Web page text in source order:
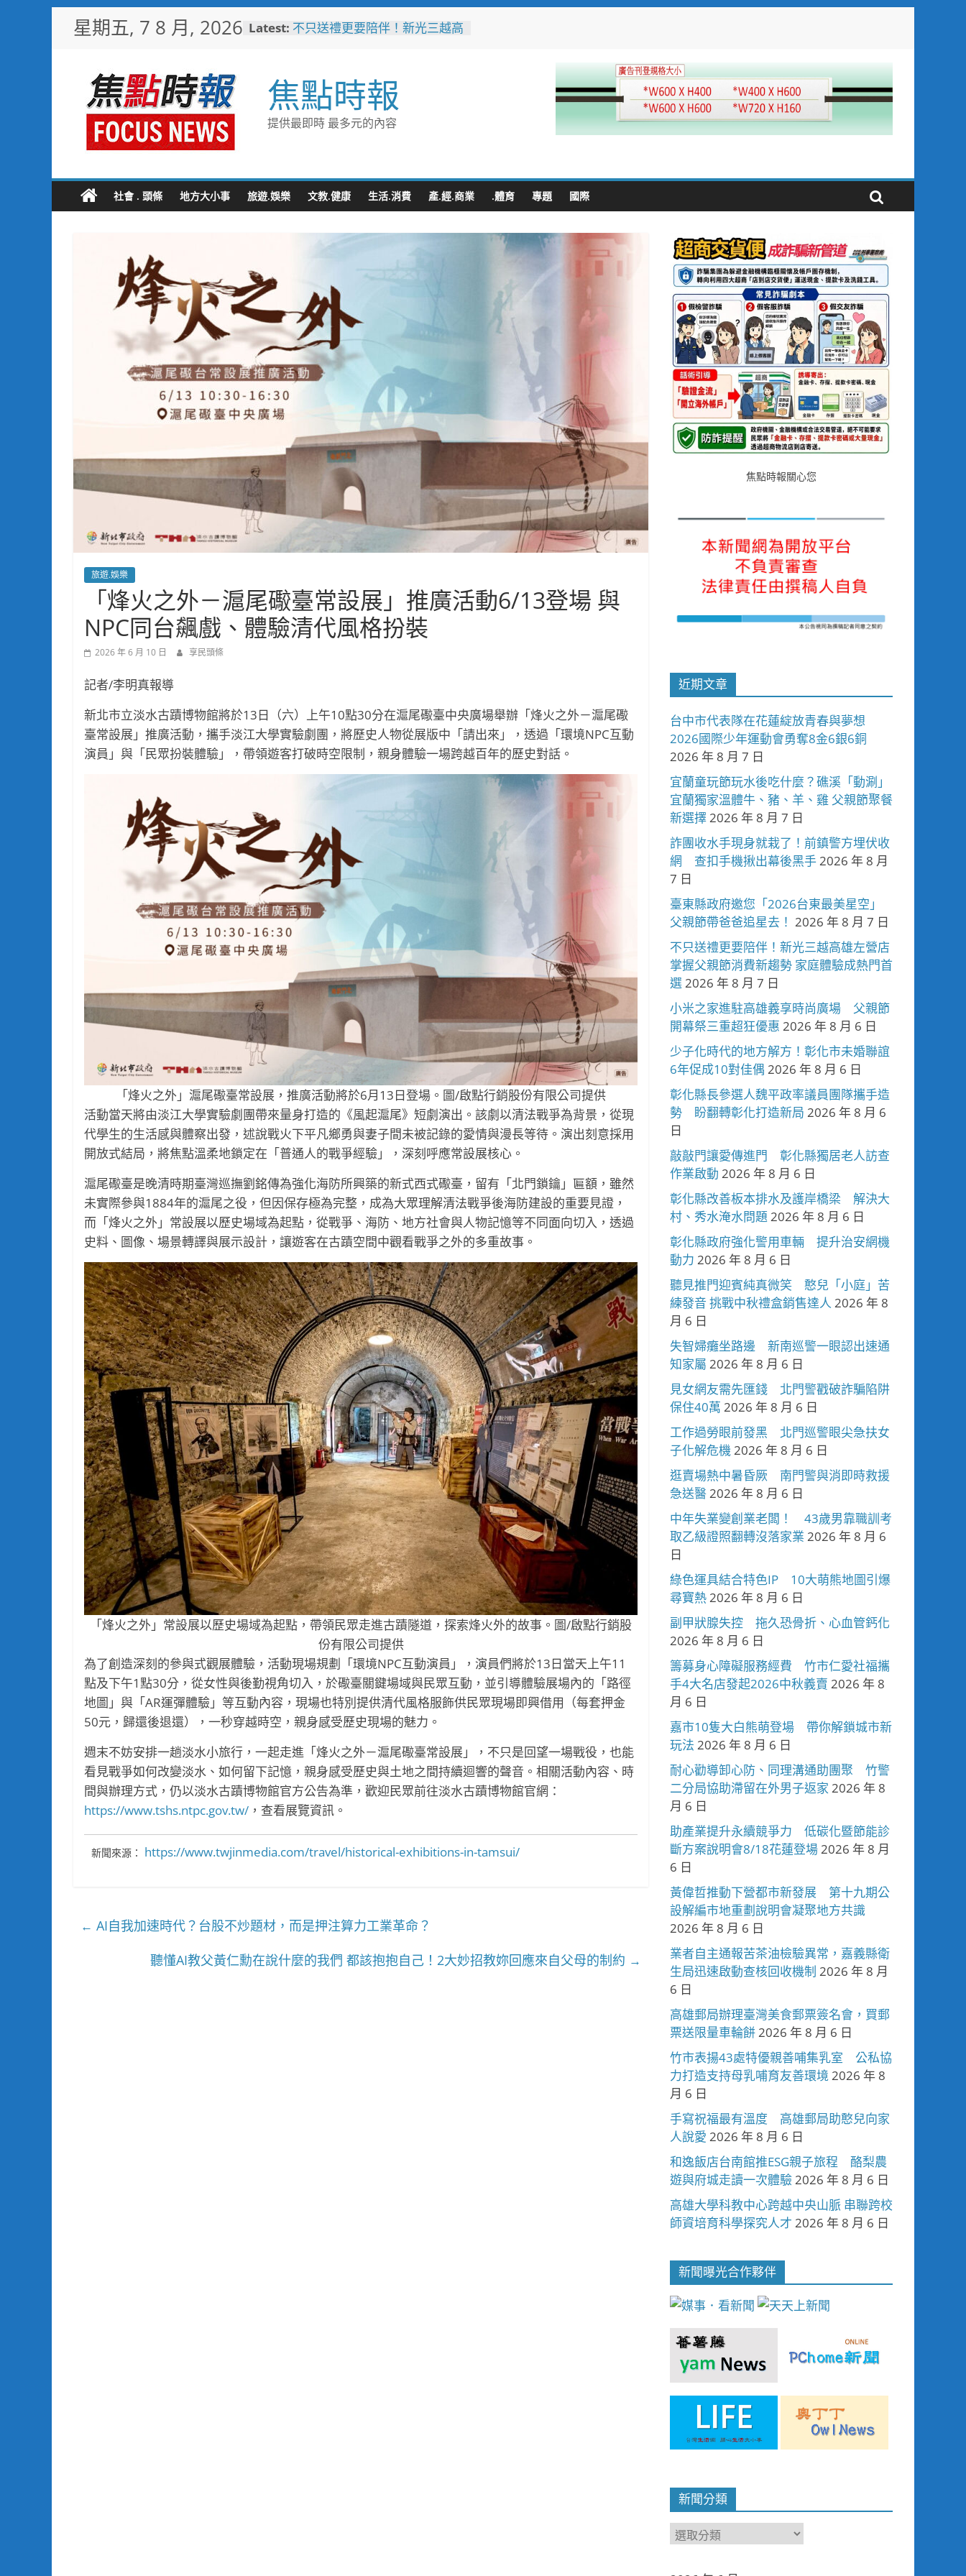
星期五, 7 8 月, 2026 Latest: 不只送禮更要陪伴！新光三越高
夢想 2026國際少年運動會勇奪
8金6銀6銅
宜蘭童玩節玩水後吃什麼？礁溪
「動涮」宜蘭獨家溫體牛、豬、
黑手
臺東縣政府邀您「2026台東最
美星空」父親節帶爸爸追星去！
焦點時報
提供最即時 最多元的內容
社會 . 頭條 地方大小事 旅遊.娛樂 文教.健康 生活.消費 產.經.商業 .體育 專題 國際
旅遊.娛樂
「烽火之外－滬尾礮臺常設展」推廣活動6/13登場 與
NPC同台飆戲、體驗清代風格扮裝
2026 年 6 月 10 日 享民頭條
記者/李明真報導
新北市立淡水古蹟博物館將於13日（六）上午10點30分在滬尾礮臺中央廣場舉辦「烽火之外－滬尾礮
臺常設展」推廣活動，攜手淡江大學實驗劇團，將歷史人物從展版中「請出來」，透過「環境NPC互動
演員」與「民眾扮裝體驗」，帶領遊客打破時空限制，親身體驗一場跨越百年的歷史對話。
「烽火之外」滬尾礮臺常設展，推廣活動將於6月13日登場。圖/啟點行銷股份有限公司提供
活動當天將由淡江大學實驗劇團帶來量身打造的《風起滬尾》短劇演出。該劇以清法戰爭為背景，從現
代學生的生活感與體察出發，述說戰火下平凡鄉勇與妻子間未被記錄的愛情與漫長等待。演出刻意採用
開放式結局，將焦點溫柔地鎖定在「普通人的戰爭經驗」，深刻呼應常設展核心。
滬尾礮臺是晚清時期臺灣巡撫劉銘傳為強化海防所興築的新式西式礮臺，留有「北門鎖鑰」匾額，雖然
未實際參與1884年的滬尾之役，但因保存極為完整，成為大眾理解清法戰爭後海防建設的重要見證，
而「烽火之外」常設展以歷史場域為起點，從戰爭、海防、地方社會與人物記憶等不同面向切入，透過
史料、圖像、場景轉譯與展示設計，讓遊客在古蹟空間中觀看戰爭之外的多重故事。
「烽火之外」常設展以歷史場域為起點，帶領民眾走進古蹟隧道，探索烽火外的故事。圖/啟點行銷股
份有限公司提供
為了創造深刻的參與式觀展體驗，活動現場規劃「環境NPC互動演員」，演員們將於13日當天上午11
點及下午1點30分，從女性與後勤視角切入，於礮臺關鍵場域與民眾互動，並引導體驗展場內的「路徑
地圖」與「AR運彈體驗」等互動內容，現場也特別提供清代風格服飾供民眾現場即興借用（每套押金
50元，歸還後退還），一秒穿越時空，親身感受歷史現場的魅力。
週末不妨安排一趟淡水小旅行，一起走進「烽火之外－滬尾礮臺常設展」，不只是回望一場戰役，也能
看見戰爭如何改變淡水、如何留下記憶，親身感受歷史與土地之間持續迴響的聲音。相關活動內容、時
間與辦理方式，仍以淡水古蹟博物館官方公告為準，歡迎民眾前往淡水古蹟博物館官網：
https://www.tshs.ntpc.gov.tw/ ，查看展覽資訊。
新聞來源： https://www.twjinmedia.com/travel/historical-exhibitions-in-tamsui/
← AI自我加速時代？台股不炒題材，而是押注算力工業革命？
聽懂AI教父黃仁勳在說什麼的我們 都該抱抱自己！2大妙招教妳回應來自父母的制約 →
焦點時報關心您
近期文章
台中市代表隊在花蓮綻放青春與夢想
2026國際少年運動會勇奪8金6銀6銅
2026 年 8 月 7 日
宜蘭童玩節玩水後吃什麼？礁溪「動涮」
宜蘭獨家溫體牛、豬、羊、雞 父親節聚餐
新選擇2026 年 8 月 7 日
詐團收水手現身就栽了！前鎮警方埋伏收
網 查扣手機揪出幕後黑手2026 年 8 月
7 日
臺東縣政府邀您「2026台東最美星空」
父親節帶爸爸追星去！ 2026 年 8 月 7 日
不只送禮更要陪伴！新光三越高雄左營店
掌握父親節消費新趨勢 家庭體驗成熱門首
選2026 年 8 月 7 日
小米之家進駐高雄義享時尚廣場 父親節
開幕祭三重超狂優惠 2026 年 8 月 6 日
少子化時代的地方解方！彰化市未婚聯誼
6年促成10對佳偶 2026 年 8 月 6 日
彰化縣長參選人魏平政率議員團隊攜手造
勢 盼翻轉彰化打造新局 2026 年 8 月 6
日
敲敲門讓愛傳進門 彰化縣獨居老人訪查
作業啟動 2026 年 8 月 6 日
彰化縣改善板本排水及護岸橋梁 解決大
村、秀水淹水問題 2026 年 8 月 6 日
彰化縣政府強化警用車輛 提升治安網機
動力 2026 年 8 月 6 日
聽見推門迎賓純真微笑 憨兒「小庭」苦
練發音 挑戰中秋禮盒銷售達人 2026 年 8
月 6 日
失智婦癱坐路邊 新南巡警一眼認出速通
知家屬 2026 年 8 月 6 日
見女網友需先匯錢 北門警戳破詐騙陷阱
保住40萬 2026 年 8 月 6 日
工作過勞眼前發黑 北門巡警眼尖急扶女
子化解危機2026 年 8 月 6 日
逛賣場熱中暑昏厥 南門警與消即時救援
急送醫2026 年 8 月 6 日
中年失業變創業老闆！ 43歲男靠職訓考
取乙級證照翻轉沒落家業 2026 年 8 月 6
日
綠色運具結合特色IP 10大萌熊地圖引爆
尋寶熱2026 年 8 月 6 日
副甲狀腺失控 拖久恐骨折、心血管鈣化
2026 年 8 月 6 日
籌募身心障礙服務經費 竹市仁愛社福攜
手4大名店發起2026中秋義賣 2026 年 8
月 6 日
嘉市10隻大白熊萌登場 帶你解鎖城市新
玩法 2026 年 8 月 6 日
耐心勸導卸心防、同理溝通助團聚 竹警
二分局協助滯留在外男子返家 2026 年 8
月 6 日
助產業提升永續競爭力 低碳化暨節能診
斷方案說明會8/18花蓮登場2026 年 8 月
6 日
黃偉哲推動下營都市新發展 第十九期公
設解編市地重劃說明會凝聚地方共識
2026 年 8 月 6 日
業者自主通報苦茶油檢驗異常，嘉義縣衛
生局迅速啟動查核回收機制 2026 年 8 月
6 日
高雄郵局辦理臺灣美食郵票簽名會，買郵
票送限量車輪餅2026 年 8 月 6 日
竹市表揚43處特優親善哺集乳室 公私協
力打造支持母乳哺育友善環境2026 年 8
月 6 日
手寫祝福最有溫度 高雄郵局助憨兒向家
人說愛 2026 年 8 月 6 日
和逸飯店台南館推ESG親子旅程 酪梨農
遊與府城走讀一次體驗2026 年 8 月 6 日
高雄大學科教中心跨越中央山脈 串聯跨校
師資培育科學探究人才 2026 年 8 月 6 日
新聞曝光合作夥伴
新聞分類
新